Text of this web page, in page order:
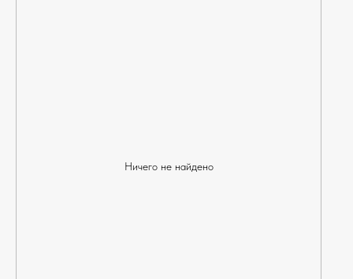
Ничего не найдено